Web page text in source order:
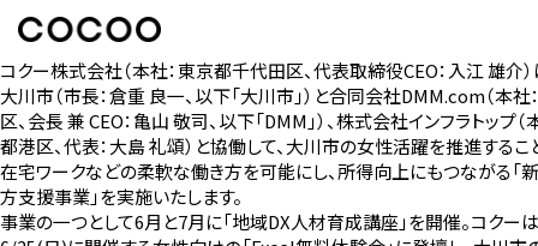
コクー株式会社（本社：東京都千代田区、代表取締役CEO：入江 雄介
大川市（市長：倉重 良一、以下「大川市」）と合同会社DMM.com（本社
区、会長 兼 CEO：亀山 敬司、以下「DMM」）、株式会社インフラトップ（
都港区、代表：大島 礼頌）と協働して、大川市の女性活躍を推進する
在宅ワークなどの柔軟な働き方を可能にし、所得向上にもつながる「
方支援事業」を実施いたします。
事業の一つとして6月と7月に「地域DX人材育成講座」を開催。コクーは